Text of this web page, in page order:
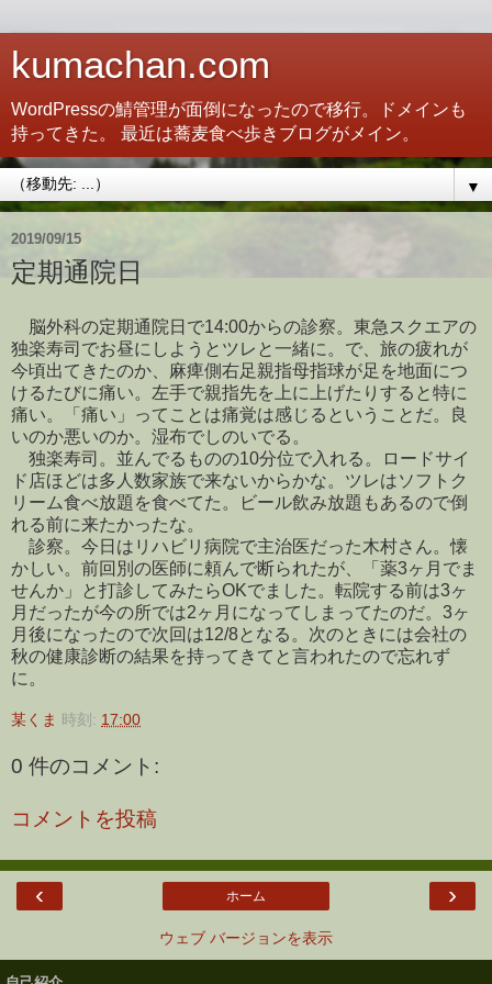
kumachan.com
WordPressの鯖管理が面倒になったので移行。ドメインも
持ってきた。 最近は蕎麦食べ歩きブログがメイン。
▼
2019/09/15
定期通院日
脳外科の定期通院日で14:00からの診察。東急スクエアの
独楽寿司でお昼にしようとツレと一緒に。で、旅の疲れが
今頃出てきたのか、麻痺側右足親指母指球が足を地面につ
けるたびに痛い。左手で親指先を上に上げたりすると特に
痛い。「痛い」ってことは痛覚は感じるということだ。良
いのか悪いのか。湿布でしのいでる。
独楽寿司。並んでるものの10分位で入れる。ロードサイ
ド店ほどは多人数家族で来ないからかな。ツレはソフトク
リーム食べ放題を食べてた。ビール飲み放題もあるので倒
れる前に来たかったな。
診察。今日はリハビリ病院で主治医だった木村さん。懐
かしい。前回別の医師に頼んで断られたが、「薬3ヶ月でま
せんか」と打診してみたらOKでました。転院する前は3ヶ
月だったが今の所では2ヶ月になってしまってたのだ。3ヶ
月後になったので次回は12/8となる。次のときには会社の
秋の健康診断の結果を持ってきてと言われたので忘れず
に。
某くま 時刻: 17:00
0 件のコメント:
コメントを投稿
‹ ›
ホーム
ウェブ バージョンを表示